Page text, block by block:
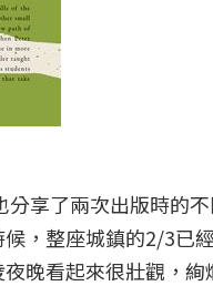
分享了兩次出版時的
，整座城鎮的2/3已
晚看起來很壯觀，絢